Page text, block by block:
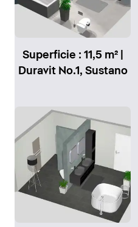
Superficie : 11,5 m² |
Duravit No.1, Sustano